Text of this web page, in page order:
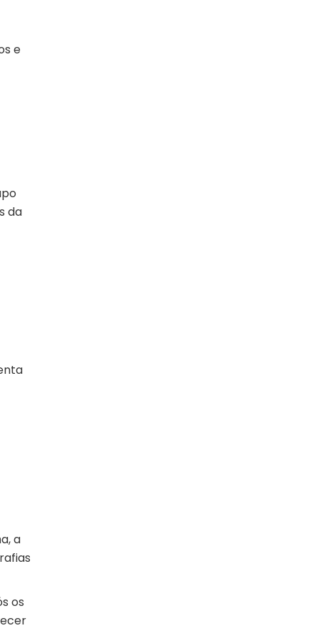
e
da
a
os